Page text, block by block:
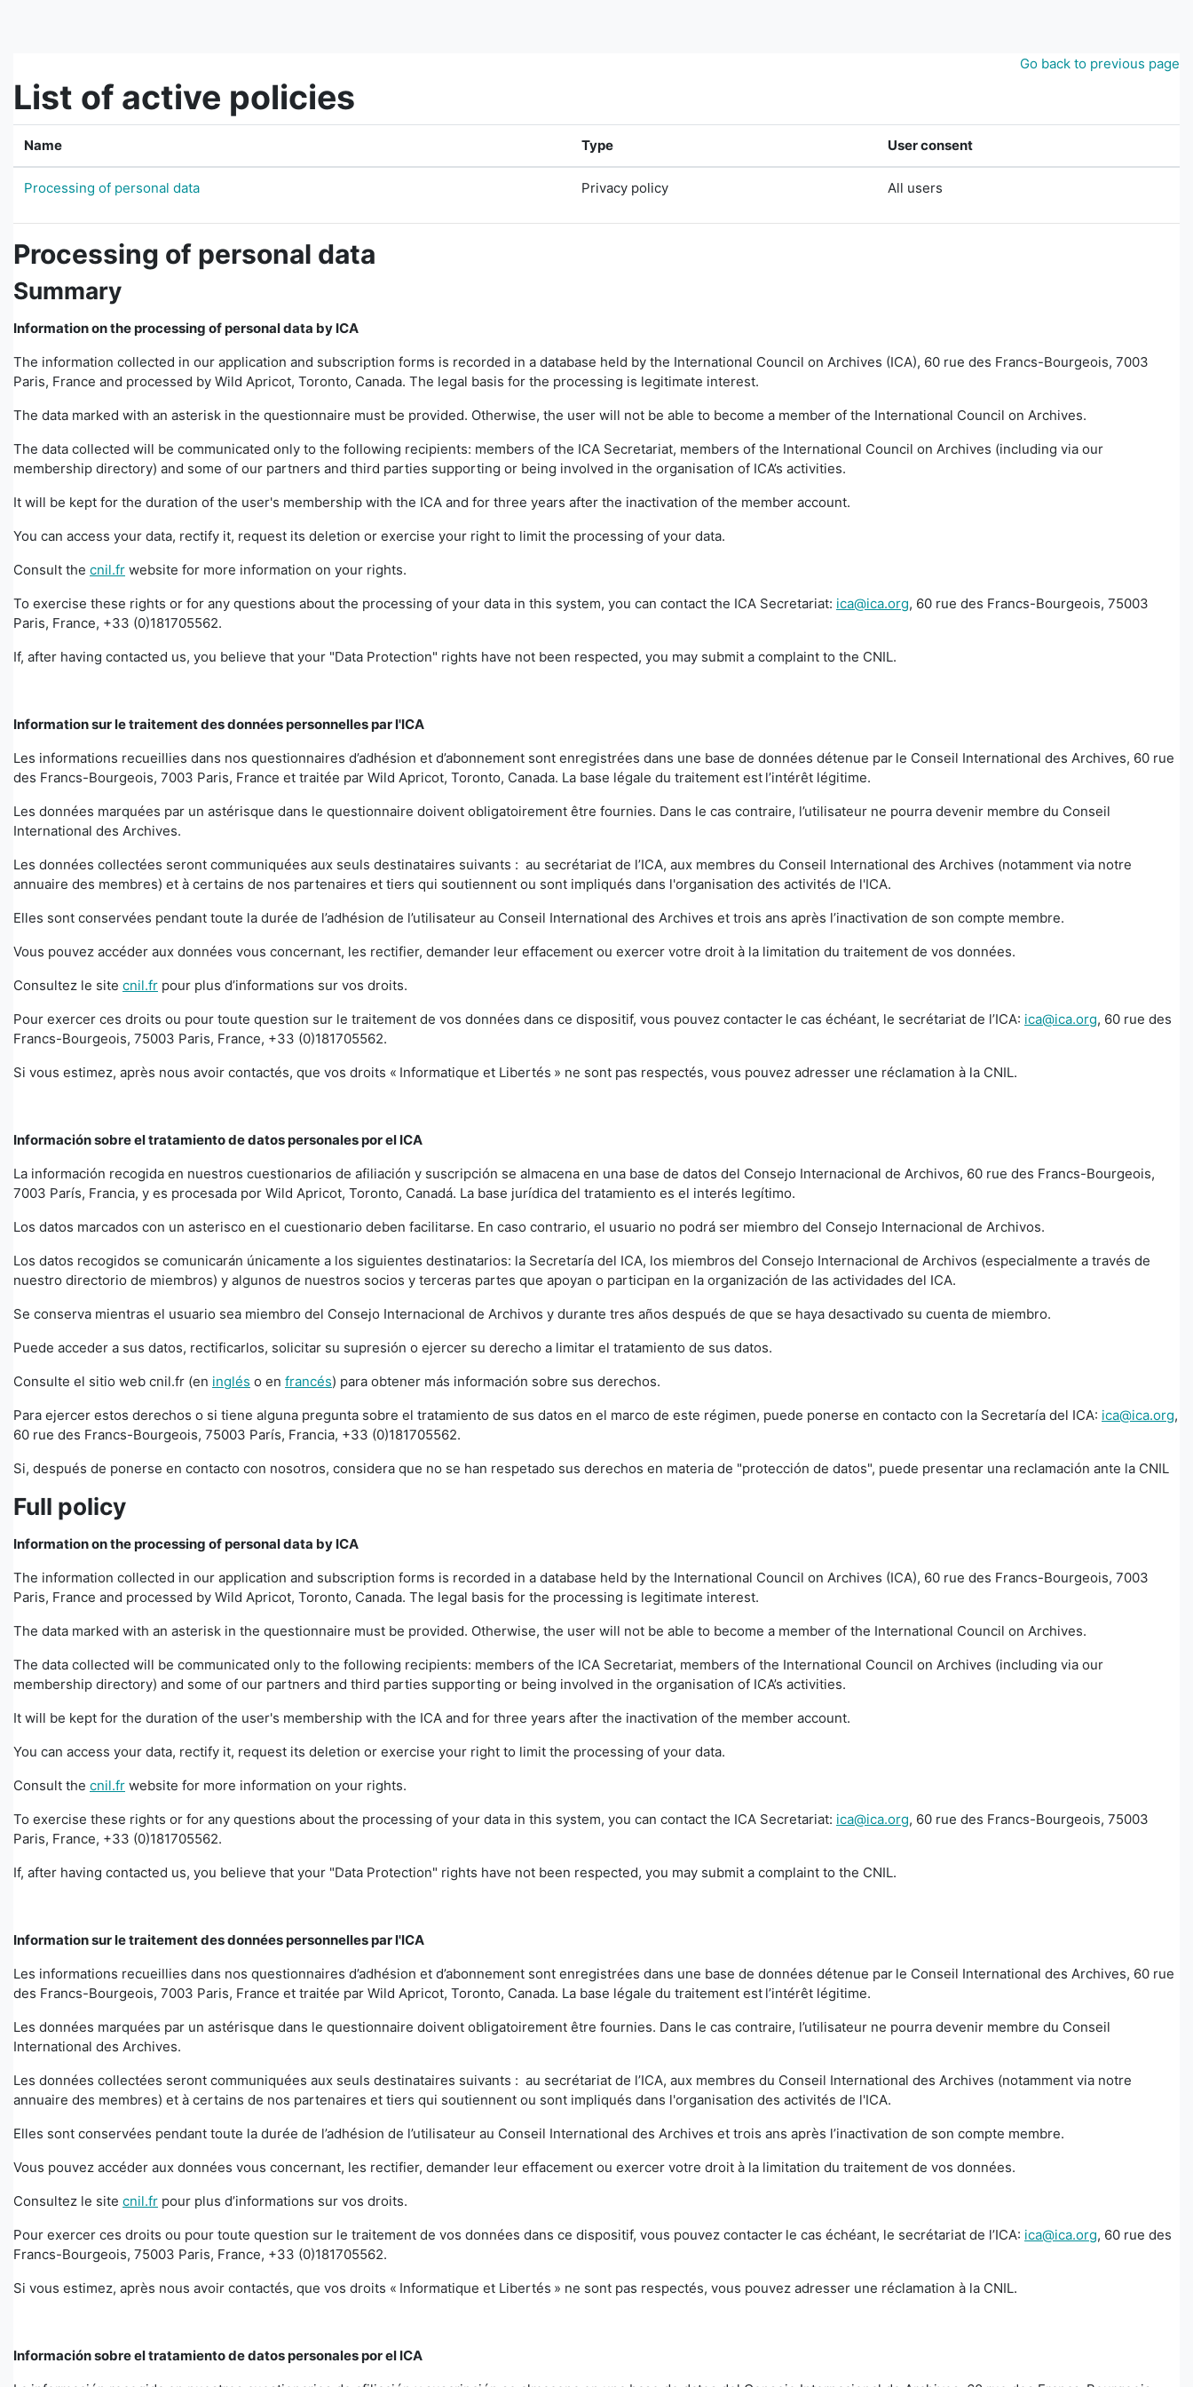
Go back to previous page
List of active policies
Name Type User consent
Processing of personal data Privacy policy All users
Processing of personal data
Summary
Information on the processing of personal data by ICA
The information collected in our application and subscription forms is recorded in a database held by the International Council on Archives (ICA), 60 rue des Francs-Bourgeois, 7003
Paris, France and processed by Wild Apricot, Toronto, Canada. The legal basis for the processing is legitimate interest.
The data marked with an asterisk in the questionnaire must be provided. Otherwise, the user will not be able to become a member of the International Council on Archives.
The data collected will be communicated only to the following recipients: members of the ICA Secretariat, members of the International Council on Archives (including via our
membership directory) and some of our partners and third parties supporting or being involved in the organisation of ICA’s activities.
It will be kept for the duration of the user's membership with the ICA and for three years after the inactivation of the member account.
You can access your data, rectify it, request its deletion or exercise your right to limit the processing of your data.
Consult the cnil.fr website for more information on your rights.
To exercise these rights or for any questions about the processing of your data in this system, you can contact the ICA Secretariat: ica@ica.org, 60 rue des Francs-Bourgeois, 75003
Paris, France, +33 (0)181705562.
If, after having contacted us, you believe that your "Data Protection" rights have not been respected, you may submit a complaint to the CNIL.
Information sur le traitement des données personnelles par l'ICA
Les informations recueillies dans nos questionnaires d’adhésion et d’abonnement sont enregistrées dans une base de données détenue par le Conseil International des Archives, 60 rue
des Francs-Bourgeois, 7003 Paris, France et traitée par Wild Apricot, Toronto, Canada. La base légale du traitement est l’intérêt légitime.
Les données marquées par un astérisque dans le questionnaire doivent obligatoirement être fournies. Dans le cas contraire, l’utilisateur ne pourra devenir membre du Conseil
International des Archives.
Les données collectées seront communiquées aux seuls destinataires suivants : au secrétariat de l’ICA, aux membres du Conseil International des Archives (notamment via notre
annuaire des membres) et à certains de nos partenaires et tiers qui soutiennent ou sont impliqués dans l'organisation des activités de l'ICA.
Elles sont conservées pendant toute la durée de l’adhésion de l’utilisateur au Conseil International des Archives et trois ans après l’inactivation de son compte membre.
Vous pouvez accéder aux données vous concernant, les rectifier, demander leur effacement ou exercer votre droit à la limitation du traitement de vos données.
Consultez le site cnil.fr pour plus d’informations sur vos droits.
Pour exercer ces droits ou pour toute question sur le traitement de vos données dans ce dispositif, vous pouvez contacter le cas échéant, le secrétariat de l’ICA: ica@ica.org, 60 rue des
Francs-Bourgeois, 75003 Paris, France, +33 (0)181705562.
Si vous estimez, après nous avoir contactés, que vos droits « Informatique et Libertés » ne sont pas respectés, vous pouvez adresser une réclamation à la CNIL.
Información sobre el tratamiento de datos personales por el ICA
La información recogida en nuestros cuestionarios de afiliación y suscripción se almacena en una base de datos del Consejo Internacional de Archivos, 60 rue des Francs-Bourgeois,
7003 París, Francia, y es procesada por Wild Apricot, Toronto, Canadá. La base jurídica del tratamiento es el interés legítimo.
Los datos marcados con un asterisco en el cuestionario deben facilitarse. En caso contrario, el usuario no podrá ser miembro del Consejo Internacional de Archivos.
Los datos recogidos se comunicarán únicamente a los siguientes destinatarios: la Secretaría del ICA, los miembros del Consejo Internacional de Archivos (especialmente a través de
nuestro directorio de miembros) y algunos de nuestros socios y terceras partes que apoyan o participan en la organización de las actividades del ICA.
Se conserva mientras el usuario sea miembro del Consejo Internacional de Archivos y durante tres años después de que se haya desactivado su cuenta de miembro.
Puede acceder a sus datos, rectificarlos, solicitar su supresión o ejercer su derecho a limitar el tratamiento de sus datos.
Consulte el sitio web cnil.fr (en inglés o en francés) para obtener más información sobre sus derechos.
Para ejercer estos derechos o si tiene alguna pregunta sobre el tratamiento de sus datos en el marco de este régimen, puede ponerse en contacto con la Secretaría del ICA: ica@ica.org,
60 rue des Francs-Bourgeois, 75003 París, Francia, +33 (0)181705562.
Si, después de ponerse en contacto con nosotros, considera que no se han respetado sus derechos en materia de "protección de datos", puede presentar una reclamación ante la CNIL
Full policy
Information on the processing of personal data by ICA
The information collected in our application and subscription forms is recorded in a database held by the International Council on Archives (ICA), 60 rue des Francs-Bourgeois, 7003
Paris, France and processed by Wild Apricot, Toronto, Canada. The legal basis for the processing is legitimate interest.
The data marked with an asterisk in the questionnaire must be provided. Otherwise, the user will not be able to become a member of the International Council on Archives.
The data collected will be communicated only to the following recipients: members of the ICA Secretariat, members of the International Council on Archives (including via our
membership directory) and some of our partners and third parties supporting or being involved in the organisation of ICA’s activities.
It will be kept for the duration of the user's membership with the ICA and for three years after the inactivation of the member account.
You can access your data, rectify it, request its deletion or exercise your right to limit the processing of your data.
Consult the cnil.fr website for more information on your rights.
To exercise these rights or for any questions about the processing of your data in this system, you can contact the ICA Secretariat: ica@ica.org, 60 rue des Francs-Bourgeois, 75003
Paris, France, +33 (0)181705562.
If, after having contacted us, you believe that your "Data Protection" rights have not been respected, you may submit a complaint to the CNIL.
Information sur le traitement des données personnelles par l'ICA
Les informations recueillies dans nos questionnaires d’adhésion et d’abonnement sont enregistrées dans une base de données détenue par le Conseil International des Archives, 60 rue
des Francs-Bourgeois, 7003 Paris, France et traitée par Wild Apricot, Toronto, Canada. La base légale du traitement est l’intérêt légitime.
Les données marquées par un astérisque dans le questionnaire doivent obligatoirement être fournies. Dans le cas contraire, l’utilisateur ne pourra devenir membre du Conseil
International des Archives.
Les données collectées seront communiquées aux seuls destinataires suivants : au secrétariat de l’ICA, aux membres du Conseil International des Archives (notamment via notre
annuaire des membres) et à certains de nos partenaires et tiers qui soutiennent ou sont impliqués dans l'organisation des activités de l'ICA.
Elles sont conservées pendant toute la durée de l’adhésion de l’utilisateur au Conseil International des Archives et trois ans après l’inactivation de son compte membre.
Vous pouvez accéder aux données vous concernant, les rectifier, demander leur effacement ou exercer votre droit à la limitation du traitement de vos données.
Consultez le site cnil.fr pour plus d’informations sur vos droits.
Pour exercer ces droits ou pour toute question sur le traitement de vos données dans ce dispositif, vous pouvez contacter le cas échéant, le secrétariat de l’ICA: ica@ica.org, 60 rue des
Francs-Bourgeois, 75003 Paris, France, +33 (0)181705562.
Si vous estimez, après nous avoir contactés, que vos droits « Informatique et Libertés » ne sont pas respectés, vous pouvez adresser une réclamation à la CNIL.
Información sobre el tratamiento de datos personales por el ICA